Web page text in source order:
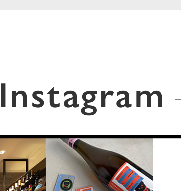
Instagram